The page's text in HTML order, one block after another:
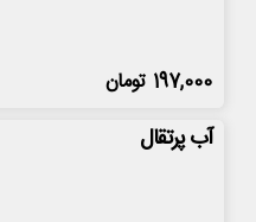
197,000 تومان
آب پرتقال